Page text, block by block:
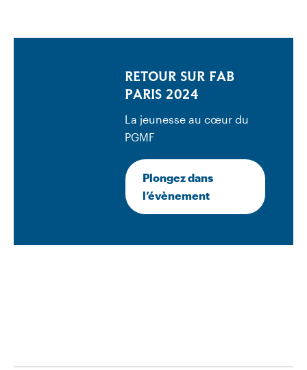
RETOUR SUR FAB
PARIS 2024
La jeunesse au cœur du
PGMF
Plongez dans
l’évènement